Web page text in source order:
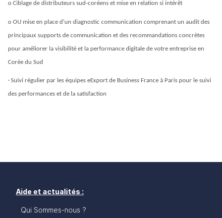
o Ciblage de distributeurs sud-coréens et mise en relation si intérêt
o OU mise en place d’un diagnostic communication comprenant un audit des
principaux supports de communication et des recommandations concrètes
pour améliorer la visibilité et la performance digitale de votre entreprise en
Corée du Sud
· Suivi régulier par les équipes eExport de Business France à Paris pour le suivi
des performances et de la satisfaction
Aide et actualités :
Qui Sommes-nous ?